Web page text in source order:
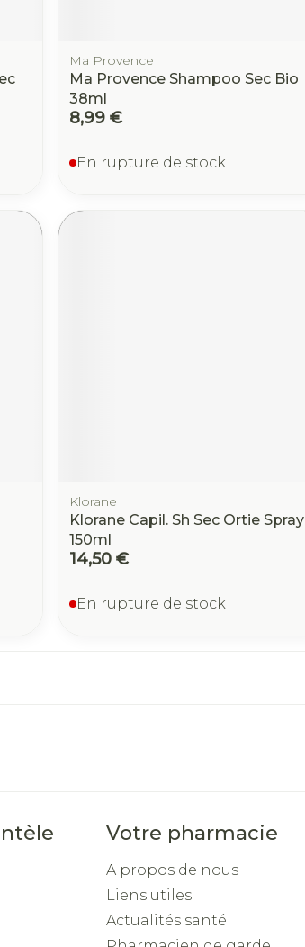
Ma Provence
Ma Provence Shampoo Sec Bio
38ml
8,99 €
En rupture de stock
Klorane
Klorane Capil. Sh Sec Ortie Spray
150ml
14,50 €
En rupture de stock
Votre pharmacie
A propos de nous
Liens utiles
Actualités santé